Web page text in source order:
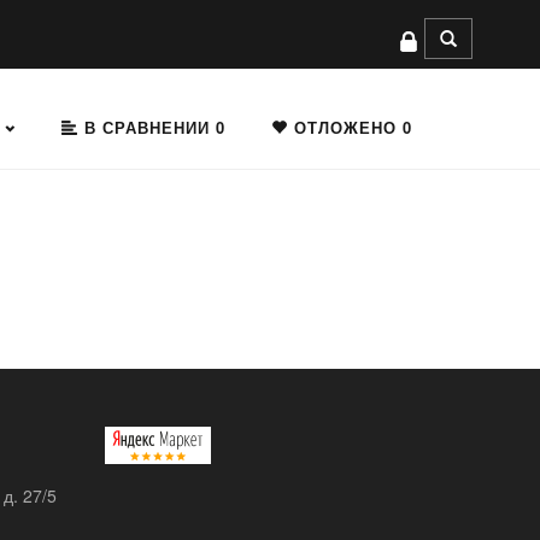
В СРАВНЕНИИ 0 ОТЛОЖЕНО 0
27/5